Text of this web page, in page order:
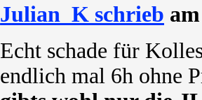
Julian_K schrieb
Echt schade für
endlich mal 6h ohne